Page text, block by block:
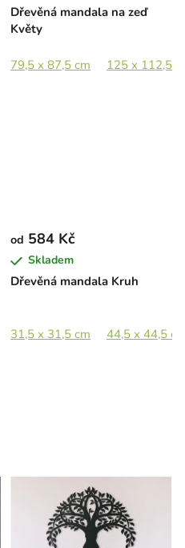
Dřevěná mandala na zeď
Květy
79,5 x 87,5 cm 125 x 112,5
175 x 175 cm
Dřevěná mandala Kruh
od 584 Kč
Skladem
31,5 x 31,5 cm 44,5 x 44,5